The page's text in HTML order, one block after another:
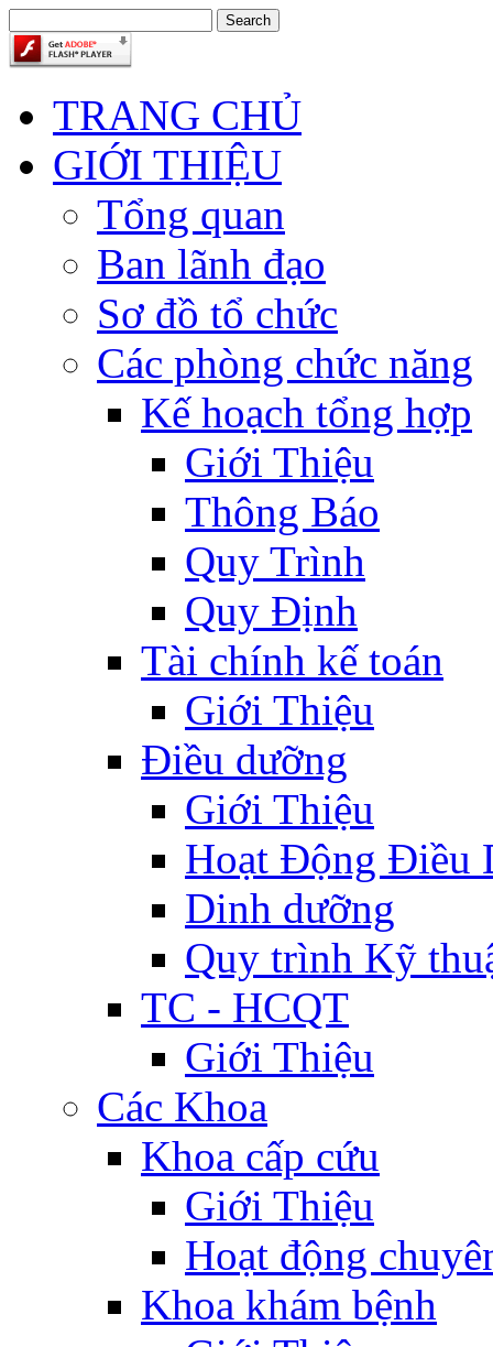
TRANG CHỦ
GIỚI THIỆU
Tổng quan
Ban lãnh đạo
Sơ đồ tổ chức
Các phòng chức năng
Kế hoạch tổng hợp
Giới Thiệu
Thông Báo
Quy Trình
Quy Định
Tài chính kế toán
Giới Thiệu
Điều dưỡng
Giới Thiệu
Hoạt Động Điều
Dinh dưỡng
Quy trình Kỹ
TC - HCQT
Giới Thiệu
Các Khoa
Khoa cấp cứu
Giới Thiệu
Hoạt động
Khoa khám bệnh